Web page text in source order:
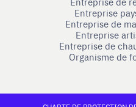
Entreprise
Entreprise de
Entreprise
Entreprise de
Organisme de